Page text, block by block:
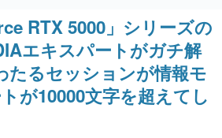
企画書
リエイターの方々に製作時のエピソードをお
トする企画（ゲーム）とは何か？を探ってい
いてはいけない。『赫本』は、〈試験問題〉
ルマ
ブレ
Dream」に2027年オープン！
ScottGamesとの共同開発、食
事だけでなくステージショーや
没入型のホラー体験も楽しめる
RTX 5000」シリーズの
エキスパートがガチ解
たるセッションが情報モ
が10000文字を超えてし